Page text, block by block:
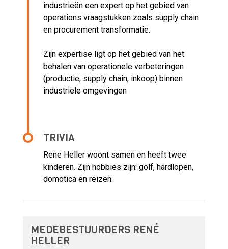
industrieën een expert op het gebied van
operations vraagstukken zoals supply chain
en procurement transformatie.
Zijn expertise ligt op het gebied van het
behalen van operationele verbeteringen
(productie, supply chain, inkoop) binnen
industriële omgevingen
TRIVIA
Rene Heller woont samen en heeft twee
kinderen. Zijn hobbies zijn: golf, hardlopen,
domotica en reizen.
MEDEBESTUURDERS RENÉ
HELLER